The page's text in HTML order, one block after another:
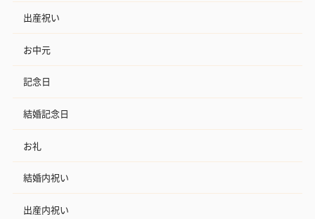
出産祝い
お中元
記念日
結婚記念日
お礼
結婚内祝い
出産内祝い